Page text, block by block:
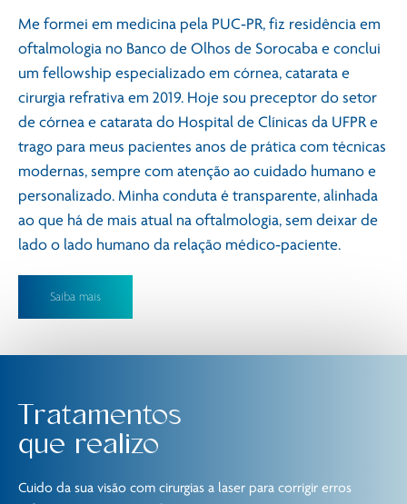
Me formei em medicina pela PUC‑PR, fiz residência em
oftalmologia no Banco de Olhos de Sorocaba e conclui
um fellowship especializado em córnea, catarata e
cirurgia refrativa em 2019. Hoje sou preceptor do setor
de córnea e catarata do Hospital de Clínicas da UFPR e
trago para meus pacientes anos de prática com técnicas
modernas, sempre com atenção ao cuidado humano e
personalizado. Minha conduta é transparente, alinhada
ao que há de mais atual na oftalmologia, sem deixar de
lado o lado humano da relação médico‑paciente.
Saiba mais
Tratamentos
que realizo
Cuido da sua visão com cirurgias a laser para corrigir erros